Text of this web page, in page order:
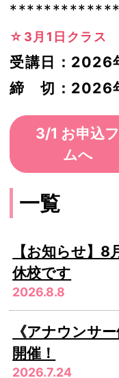
☆3月1日クラ
受講日：2026
締 切：2026
3/1 お申込
ムへ
一覧
【お知らせ】8
休校です
2026.8.8
《アナウンサ
開催！
2026.7.24